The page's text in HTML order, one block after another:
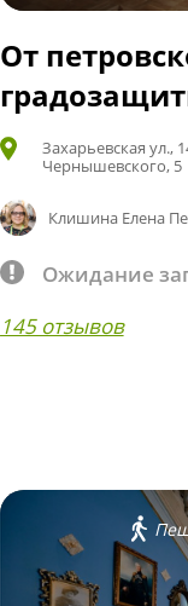
От
Захарьевская ул.,
Чернышевского, 5
Клишина Елена
Ожидание
145 отзывов